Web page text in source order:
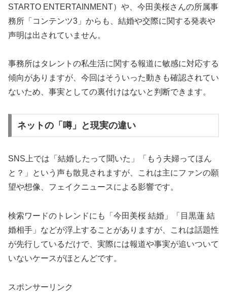
STARTO ENTERTAINMENT）や、今田美桜さんの所属事
務所「コンテンツ3」からも、結婚や交際に関する発表や
声明は出されていません。
事務所はタレントの私生活に関する報道に敏感に対応する
傾向がありますが、今回はそういった動きも確認されてい
ないため、事実としての裏付けはないと判断できます。
ネットの「噂」と現実の違い
SNS上では「結婚したって聞いた」「もう夫婦ってほん
と？」という声も散見されますが、これは主にファンの願
望や想像、フェイクニュースによる影響です。
検索ワードのトレンドにも「今田美桜 結婚」「目黒蓮 結
婚相手」などが浮上することがありますが、これは話題性
が先行しているだけで、実際には報道や事実が追いついて
いないケースがほとんどです。
スポンサーリンク